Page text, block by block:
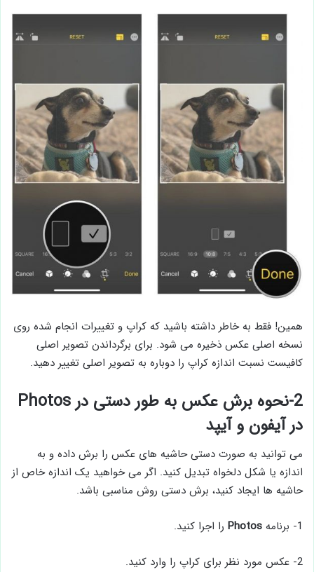
همین! فقط به خاطر داشته باشید که کراپ و تغییرات انجام شده روی
نسخه اصلی عکس ذخیره می شود. برای برگرداندن تصویر اصلی
کافیست نسبت اندازه کراپ را دوباره به تصویر اصلی تغییر دهید.
2-نحوه برش عکس به طور دستی در Photos
در آیفون و آیپد
می توانید به صورت دستی حاشیه های عکس را برش داده و به
اندازه یا شکل دلخواه تبدیل کنید. اگر می خواهید یک اندازه خاص از
حاشیه ها ایجاد کنید، برش دستی روش مناسبی باشد.
1- برنامه Photos را اجرا کنید.
2- عکس مورد نظر برای کراپ را وارد کنید.